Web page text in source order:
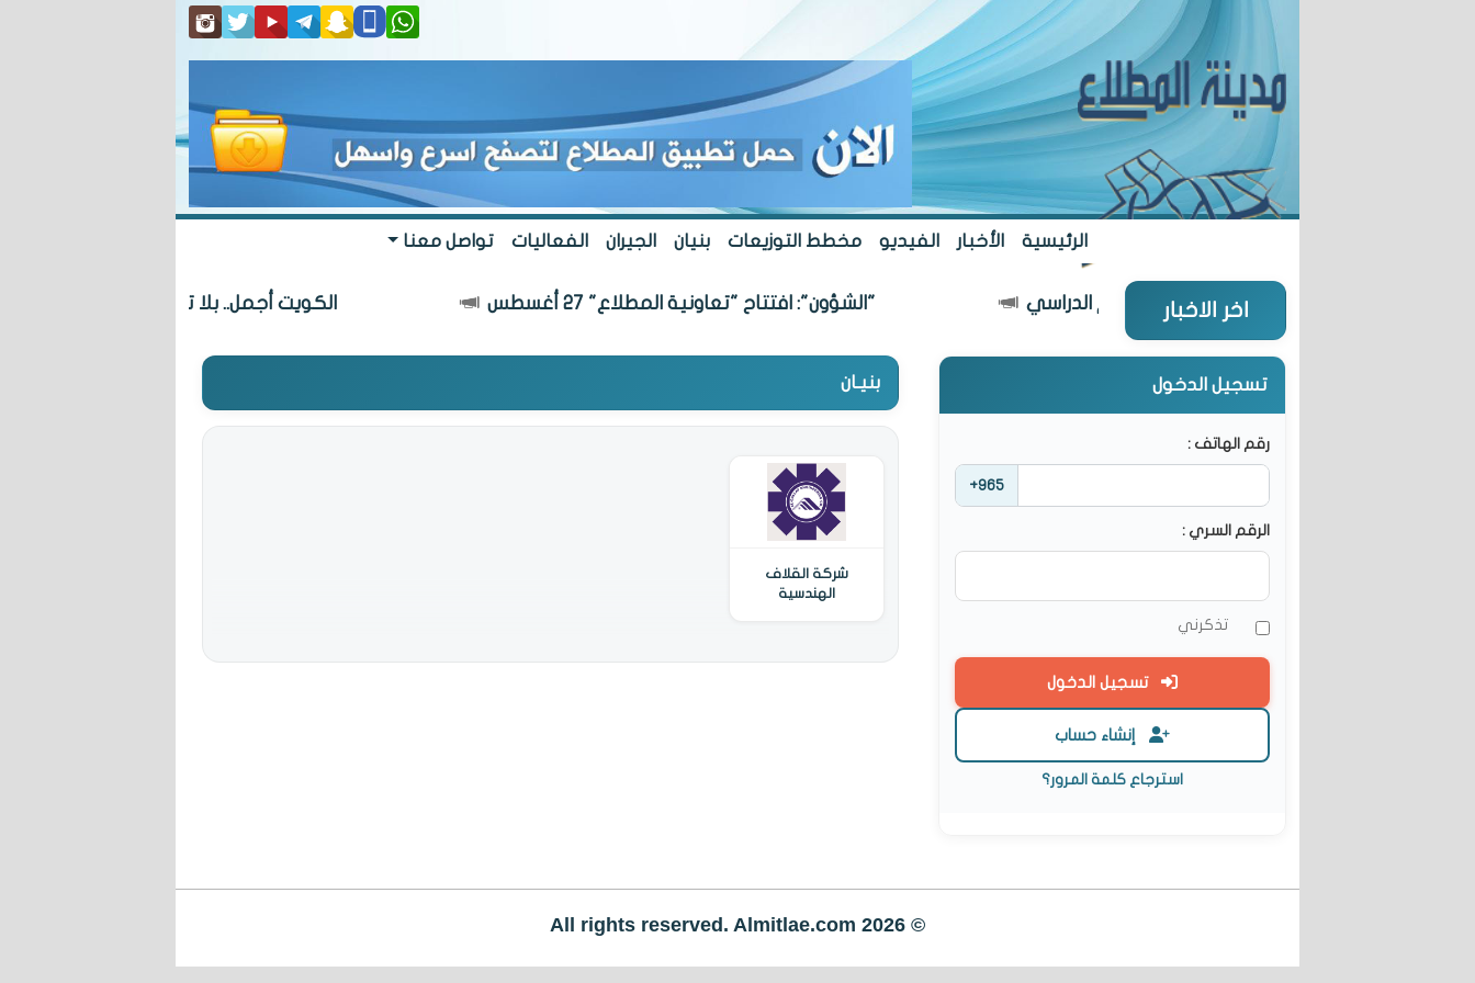
الرئيسية الأخبار الفيديو مخطط التوزيعات بنيان الجيران الفعاليات تواصل معنا
اخر الاخبار "الشؤون": افتتاح "تعاونية المطلاع" 27 أغسطس الكويت أجمل.. بلا تعديات
بنيـان
شركة القلاف
الهندسية
تسجيل الدخول
رقم الهاتف :
+965
الرقم السري :
تذكرني
تسجيل الدخول
إنشاء حساب
استرجاع كلمة المرور؟
© All rights reserved. Almitlae.com 2026